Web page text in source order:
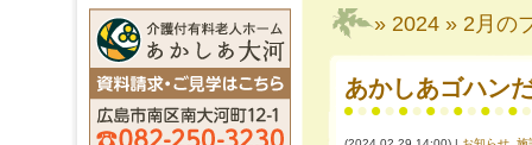
» 2024 » 2月 の
あかしあゴハン